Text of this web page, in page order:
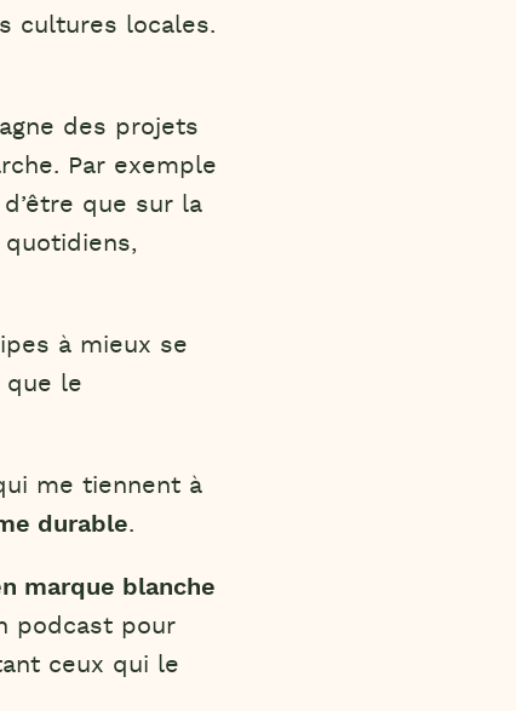
cultures locales.
des projets
Par exemple
que sur la
à mieux se
que le
me tiennent à
durable.
marque blanche
podcast pour
ceux qui le